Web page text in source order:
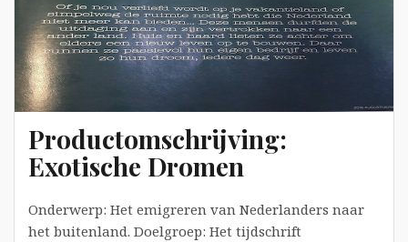
Productomschrijving:
Exotische Dromen
Onderwerp: Het emigreren van Nederlanders naar
het buitenland. Doelgroep: Het tijdschrift